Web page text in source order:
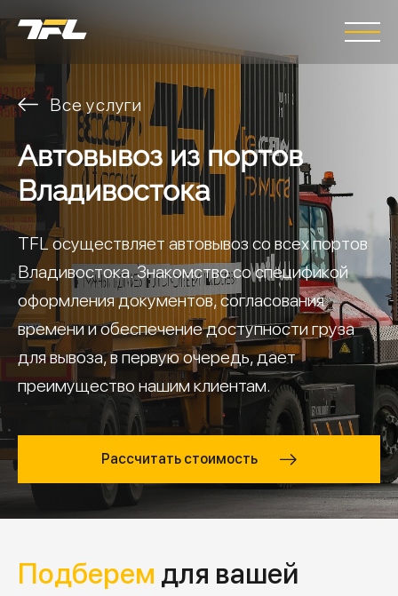
Все услуги
Автовывоз из портов
Владивостока
TFL осуществляет автовывоз со всех портов
Владивостока. Знакомство со спецификой
оформления документов, согласования
времени и обеспечение доступности груза
для вывоза, в первую очередь, дает
преимущество нашим клиентам.
Рассчитать стоимость
Подберем для вашей